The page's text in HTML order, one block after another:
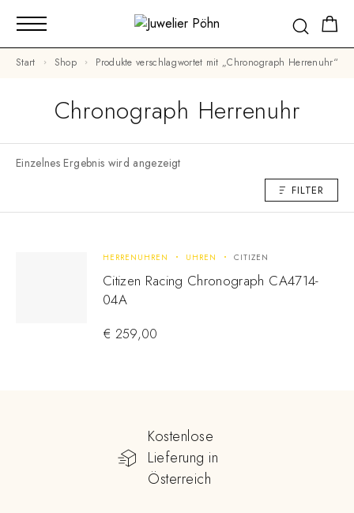
Start Shop Produkte verschlagwortet mit „Chronograph Herrenuhr“
Chronograph Herrenuhr
Einzelnes Ergebnis wird angezeigt
FILTER
HERRENUHREN UHREN CITIZEN
Citizen Racing Chronograph CA4714-
04A
€ 259,00
Kostenlose
Lieferung in
Österreich